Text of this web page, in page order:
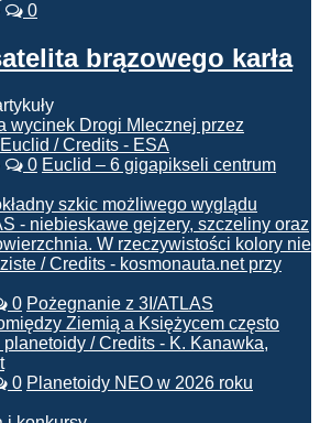
0
brązowego karła
0 Euclid – 6 gigapikseli centrum
0 Pożegnanie z 3I/ATLAS
0 Planetoidy NEO w 2026 roku